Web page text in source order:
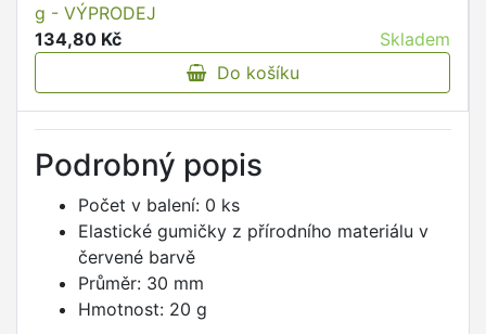
g - VÝPRODEJ
134,80 Kč
Skladem
Do košíku
Podrobný popis
Počet v balení: 0 ks
Elastické gumičky z přírodního materiálu v
červené barvě
Průměr: 30 mm
Hmotnost: 20 g